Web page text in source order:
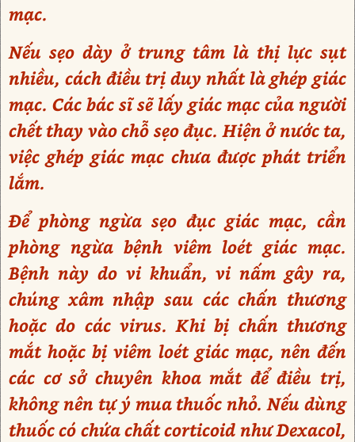
mạc.
Nếu sẹo dày ở trung tâm là thị lực sụt
nhiều, cách điều trị duy nhất là ghép giác
mạc. Các bác sĩ sẽ lấy giác mạc của người
chết thay vào chỗ sẹo đục. Hiện ở nước ta,
việc ghép giác mạc chưa được phát triển
lắm.
Để phòng ngừa sẹo đục giác mạc, cần
phòng ngừa bệnh viêm loét giác mạc.
Bệnh này do vi khuẩn, vi nấm gây ra,
chúng xâm nhập sau các chấn thương
hoặc do các virus. Khi bị chấn thương
mắt hoặc bị viêm loét giác mạc, nên đến
các cơ sở chuyên khoa mắt để điều trị,
không nên tự ý mua thuốc nhỏ. Nếu dùng
thuốc có chứa chất corticoid như Dexacol,